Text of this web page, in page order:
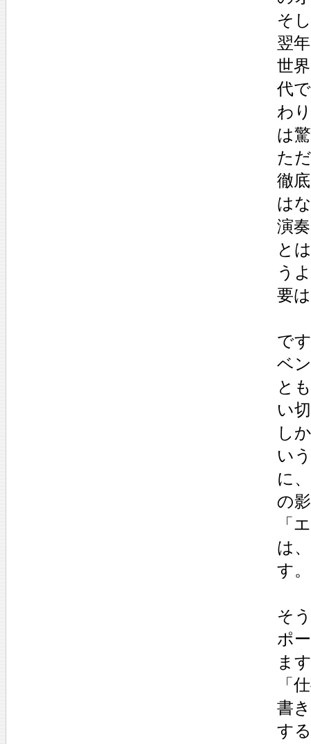
そ
翌
世
代
わ
は
た
徹
は
演
と
う
要
で
ベ
と
い
し
い
に
の
「
は
す。
そ
ポ
ま
「
書
す